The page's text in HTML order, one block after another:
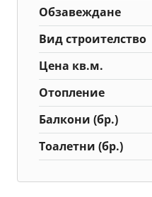
Обзавеждане
Вид строителство
Цена кв.м.
Отопление
Балкони (бр.)
Тоалетни (бр.)